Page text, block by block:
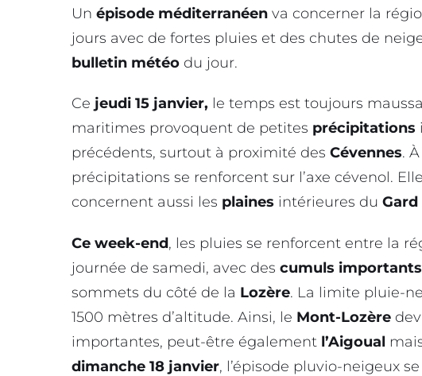
Un épisode méditerranéen va concerner la
jours avec de fortes pluies et des chutes de
bulletin météo du jour.
Ce jeudi 15 janvier, le temps est toujours
maritimes provoquent de petites précipitations
précédents, surtout à proximité des Cévennes.
précipitations se renforcent sur l’axe cévenol.
concernent aussi les plaines intérieures du Gard
Ce week-end, les pluies se renforcent entre la
journée de samedi, avec des cumuls importants
sommets du côté de la Lozère. La limite pluie-
1500 mètres d’altitude. Ainsi, le Mont-Lozère
importantes, peut-être également l’Aigoual
dimanche 18 janvier, l’épisode pluvio-neigeux